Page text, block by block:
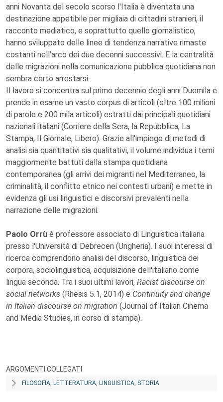
anni Novanta del secolo scorso l'Italia è diventata una
destinazione appetibile per migliaia di cittadini stranieri, il
racconto mediatico, e soprattutto quello giornalistico,
hanno sviluppato delle linee di tendenza narrative rimaste
costanti nell'arco dei due decenni successivi. E la centralità
delle migrazioni nella comunicazione pubblica quotidiana non
sembra certo arrestarsi.
Il lavoro si concentra sul primo decennio degli anni Duemila e
prende in esame un vasto corpus di articoli (oltre 100 milioni
di parole e 200 mila articoli) estratti dai principali quotidiani
nazionali italiani (Corriere della Sera, la Repubblica, La
Stampa, Il Giornale, Libero). Grazie all'impiego di metodi di
analisi sia quantitativi sia qualitativi, il volume individua i temi
maggiormente battuti dalla stampa quotidiana
contemporanea (gli arrivi dei migranti nel Mediterraneo, la
criminalità, il conflitto etnico nei contesti urbani) e mette in
evidenza gli usi linguistici e discorsivi prevalenti nella
narrazione delle migrazioni.
Paolo Orrù è professore associato di Linguistica italiana
presso l'Università di Debrecen (Ungheria). I suoi interessi di
ricerca comprendono analisi del discorso, linguistica dei
corpora, sociolinguistica, acquisizione dell'italiano come
lingua seconda. Tra i suoi ultimi lavori, Racist discourse on
social networks (Rhesis 5.1, 2014) e Continuity and change
in Italian discourse on migration (Journal of Italian Cinema
and Media Studies, in corso di stampa).
ARGOMENTI COLLEGATI
FILOSOFIA, LETTERATURA, LINGUISTICA, STORIA